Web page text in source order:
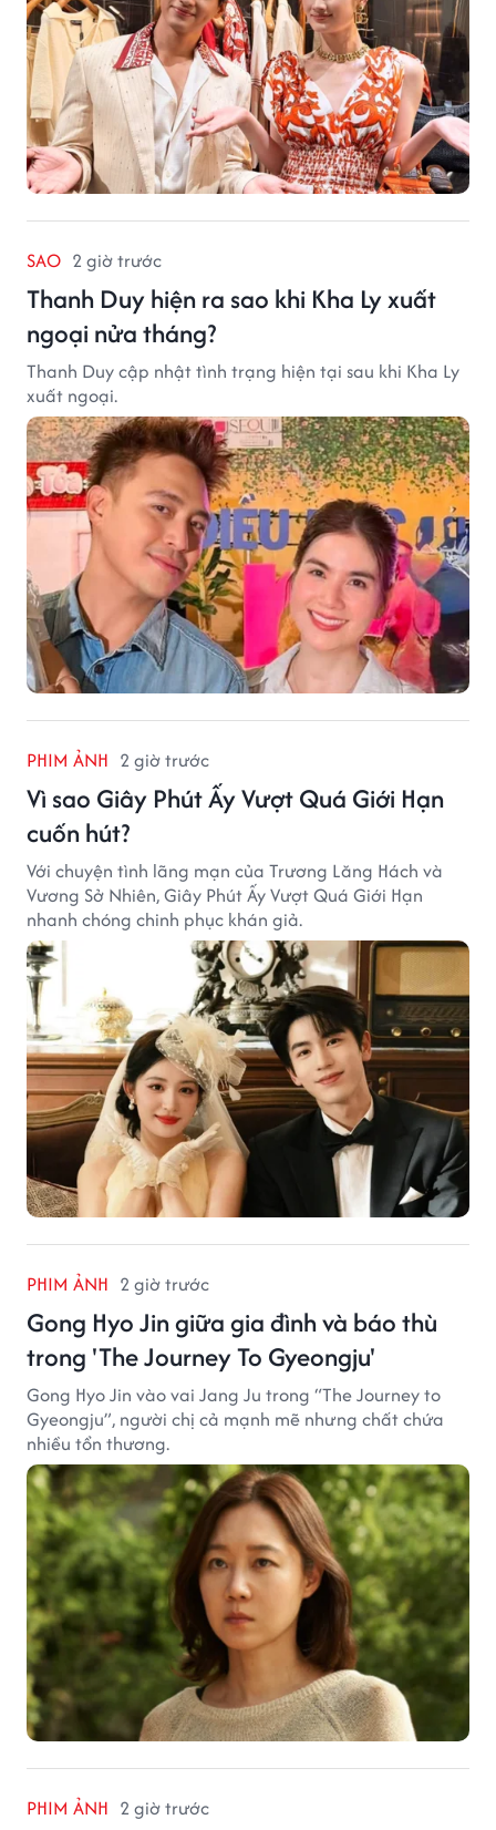
SAO 2 giờ trước
Thanh Duy hiện ra sao khi Kha Ly xuất
ngoại nửa tháng?
Thanh Duy cập nhật tình trạng hiện tại sau khi Kha Ly
xuất ngoại.
PHIM ẢNH 2 giờ trước
Vì sao Giây Phút Ấy Vượt Quá Giới Hạn
cuốn hút?
Với chuyện tình lãng mạn của Trương Lăng Hách và
Vương Sở Nhiên, Giây Phút Ấy Vượt Quá Giới Hạn
nhanh chóng chinh phục khán giả.
PHIM ẢNH 2 giờ trước
Gong Hyo Jin giữa gia đình và báo thù
trong 'The Journey To Gyeongju'
Gong Hyo Jin vào vai Jang Ju trong “The Journey to
Gyeongju”, người chị cả mạnh mẽ nhưng chất chứa
nhiều tổn thương.
PHIM ẢNH 2 giờ trước